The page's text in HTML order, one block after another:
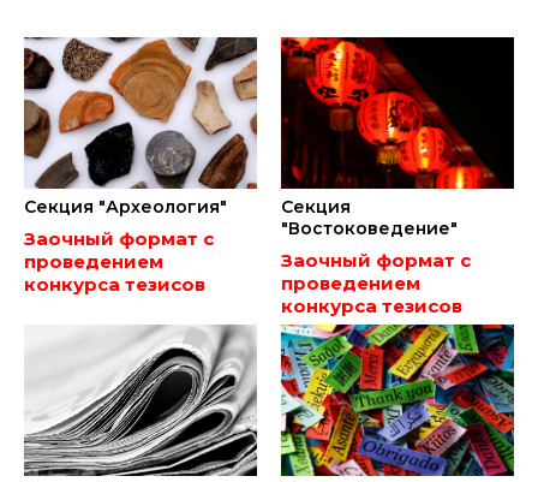
Секция "Археология"
Заочный формат с
проведением
конкурса тезисов
Секция
"Востоковедение"
Заочный формат с
проведением
конкурса тезисов